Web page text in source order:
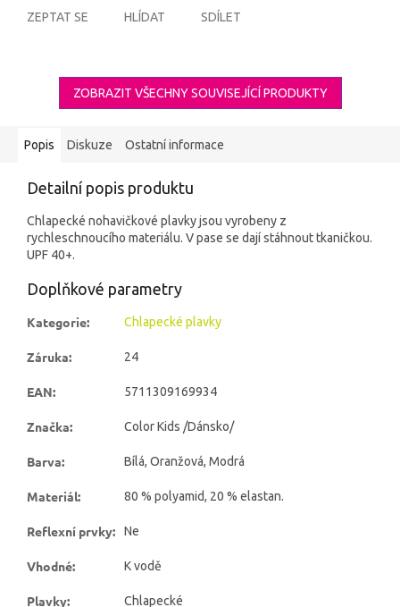
ZEPTAT SE HLÍDAT SDÍLET
ZOBRAZIT VŠECHNY SOUVISEJÍCÍ PRODUKTY
Popis Diskuze Ostatní informace
Detailní popis produktu
Chlapecké nohavičkové plavky jsou vyrobeny z
rychleschnoucího materiálu. V pase se dají stáhnout tkaničkou.
UPF 40+.
Doplňkové parametry
Kategorie: Chlapecké plavky
Záruka: 24
EAN: 5711309169934
Značka: Color Kids /Dánsko/
Barva: Bílá, Oranžová, Modrá
Materiál: 80 % polyamid, 20 % elastan.
Reflexní prvky: Ne
Vhodné: K vodě
Plavky: Chlapecké